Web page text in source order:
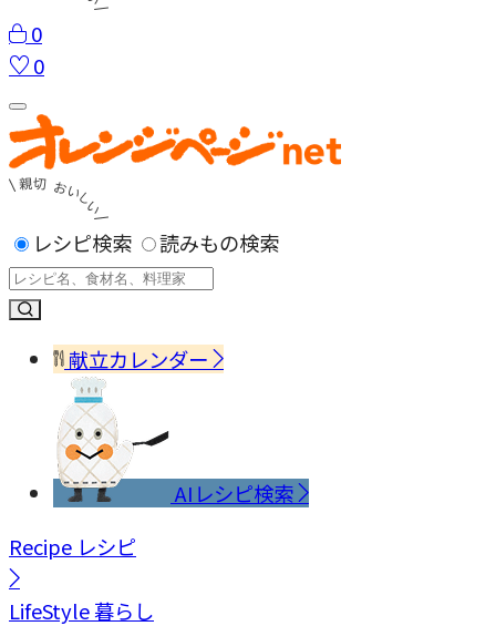
0
0
レシピ検索 読みもの検索
献立カレンダー
AIレシピ検索
Recipe レシピ
LifeStyle暮らし